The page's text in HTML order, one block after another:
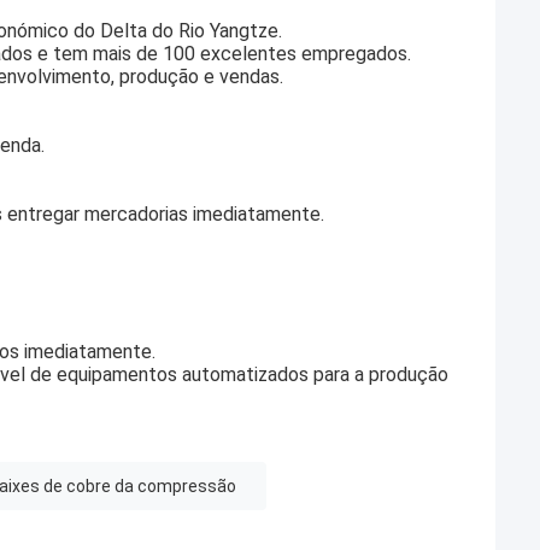
do Delta do Rio Yangtze.
e tem mais de 100 excelentes empregados.
produção e vendas.
entregar mercadorias imediatamente.
imediatamente.
de equipamentos automatizados para a produção
de cobre da compressão